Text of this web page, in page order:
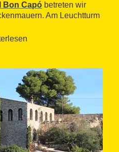
Bon Capó betreten wir
Am Leuchtturm
de l'Estany, einem echten
Die weißen und
bis zum südlichen
den Strand von l'Estany,
erreichen.
Puerto Olivet vorbei, mit
Punkt finden wir auf
und kleine Strände. Eine
eines großen Teils